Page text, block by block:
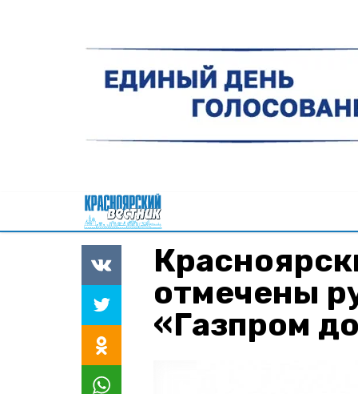
отмечены
«Газпром